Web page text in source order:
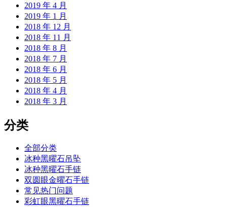
2019 年 4 月
2019 年 1 月
2018 年 12 月
2018 年 11 月
2018 年 8 月
2018 年 7 月
2018 年 6 月
2018 年 5 月
2018 年 4 月
2018 年 3 月
分类
全部分类
冰种黑曜石吊坠
冰种黑曜石手链
双圆眼金曜石手链
常见热门问题
彩虹眼黑曜石手链